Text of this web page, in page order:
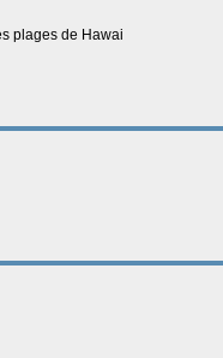
plages de Hawai